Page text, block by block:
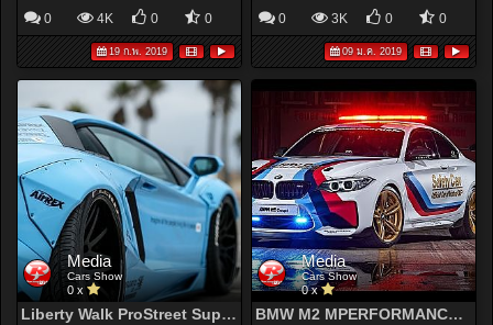
0 4K 0 0
19 ก.พ. 2019
0 3K 0 0
09 ม.ค. 2019
Media
Cars Show
0 x
Liberty Walk ProStreet Supercars World | 2019 CINEMATIC
Media
Cars Show
0 x
BMW M2 MPERFORMANCE | CINEMATIC